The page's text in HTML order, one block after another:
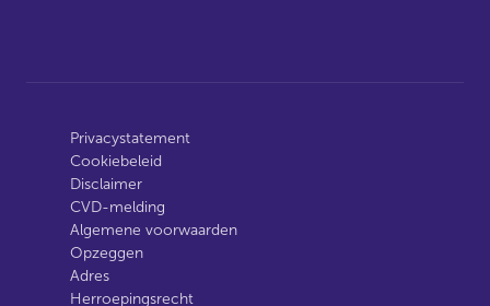
Privacystatement
Cookiebeleid
Disclaimer
CVD-melding
Algemene voorwaarden
Opzeggen
Adres
Herroepingsrecht